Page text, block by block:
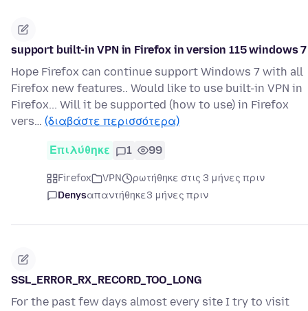
support built-in VPN in Firefox in version 115 windows 7
Hope Firefox can continue support Windows 7 with all
Firefox new features.. Would like to use built-in VPN in
Firefox... Will it be supported (how to use) in Firefox
vers… (διαβάστε περισσότερα)
Επιλύθηκε 1 99
Firefox VPN
ρωτήθηκε στις 3 μήνες πριν
Denysαπαντήθηκε3 μήνες πριν
SSL_ERROR_RX_RECORD_TOO_LONG
For the past few days almost every site I try to visit